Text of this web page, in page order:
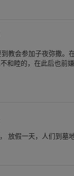
教会参加子夜弥撒。
和睦的，在此后也前
放假一天，人们到墓